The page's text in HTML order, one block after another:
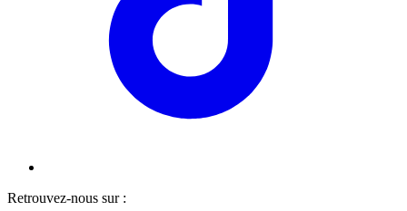
Retrouvez-nous sur :